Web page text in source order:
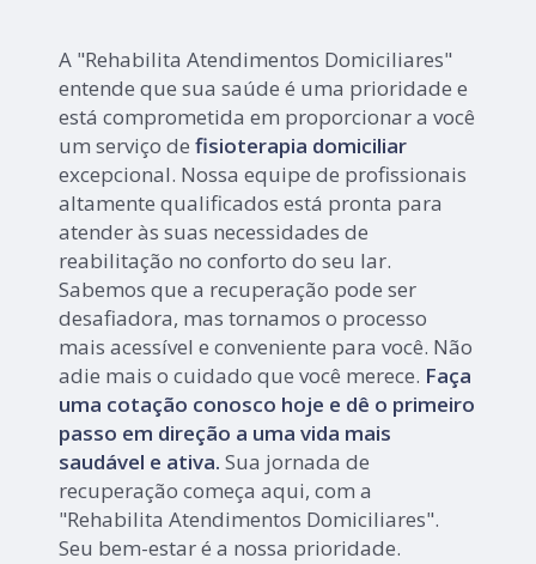
A "Rehabilita Atendimentos Domiciliares"
entende que sua saúde é uma prioridade e
está comprometida em proporcionar a você
um serviço defisioterapia domiciliar
excepcional. Nossa equipe de profissionais
altamente qualificados está pronta para
atender às suas necessidades de
reabilitação no conforto do seu lar.
Sabemos que a recuperação pode ser
desafiadora, mas tornamos o processo
mais acessível e conveniente para você. Não
adie mais o cuidado que você merece. Faça
uma cotação conosco hoje e dê o primeiro
passo em direção a uma vida mais
saudável e ativa. Sua jornada de
recuperação começa aqui, com a
"Rehabilita Atendimentos Domiciliares".
Seu bem-estar é a nossa prioridade.